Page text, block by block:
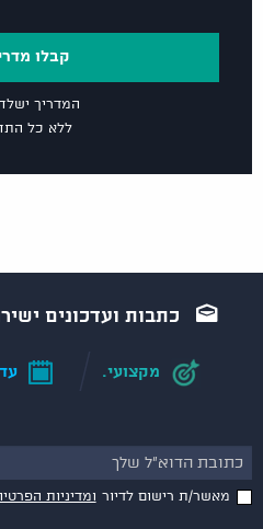
קבלו
המדריך
ללא כל
כתבות ועדכונים
מקצועי.
מאשר/ת רישום לדיור ומדיניות